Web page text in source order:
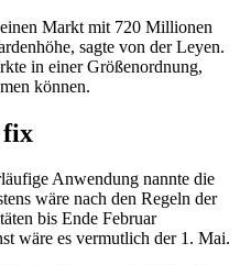
Markt mit 720 Millionen
sagte von der Leyen.
in einer Größenordnung,
können.
fix
Anwendung nannte die
wäre nach den Regeln der
bis Ende Februar
wäre es vermutlich der 1. Mai.